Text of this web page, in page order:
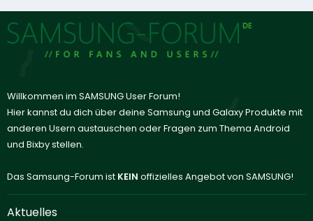
Willkommen im SAMSUNG User Forum!
Hier kannst du dich über deine Samsung und Galaxy Produkte mit
anderen Usern austauschen oder Fragen zum Thema Android
und Bixby stellen.
Das Samsung-Forum ist KEIN offizielles Angebot von SAMSUNG!
Aktuelles